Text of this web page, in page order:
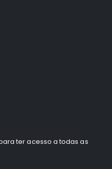
ter acesso a todas as